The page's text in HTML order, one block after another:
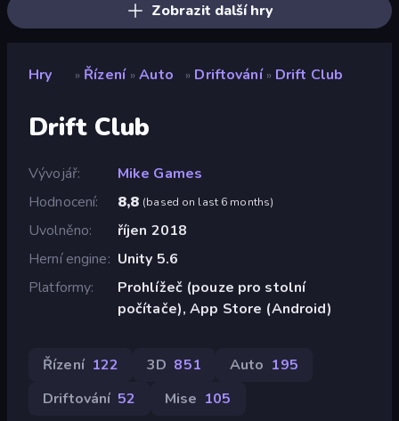
Zobrazit další hry
Hry » Řízení » Auto » Driftování » Drift Club
Drift Club
Vývojář
Mike Games
Hodnocení
8,8 (based on last 6 months)
Uvolněno
říjen 2018
Herní engine
Unity 5.6
Platformy
Prohlížeč (pouze pro stolní
počítače), App Store (Android)
Řízení 122 3D 851 Auto 195
Driftování 52 Mise 105